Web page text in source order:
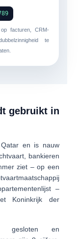
facturen, CRM-
te
gebruikt in
en is nauw
bankieren
ziet – op een
–
Koninkrijk der
isgesloten en